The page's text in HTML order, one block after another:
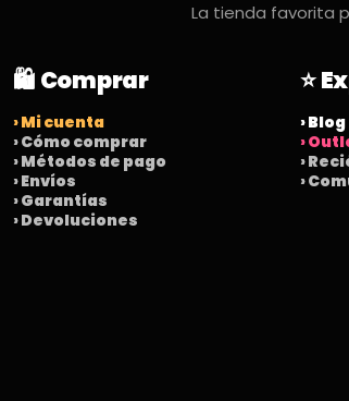
La tienda favorita
🛍️ Comprar
› Mi cuenta
› Cómo comprar
› Métodos de pago
› Envíos
› Garantías
› Devoluciones
⭐
› Blog
›
›
›